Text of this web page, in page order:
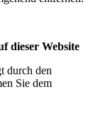
dieser Website
durch den
Sie dem